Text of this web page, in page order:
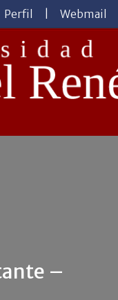
Perfil Webmail
–